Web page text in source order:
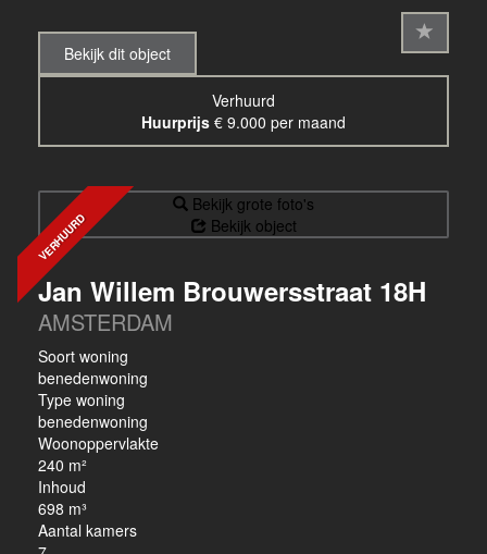
Bekijk dit object
Verhuurd
Huurprijs € 9.000 per maand
VERHUURD
Bekijk grote foto's
Bekijk object
Jan Willem Brouwersstraat 18H
AMSTERDAM
Soort woning
benedenwoning
Type woning
benedenwoning
Woonoppervlakte
240 m²
Inhoud
698 m³
Aantal kamers